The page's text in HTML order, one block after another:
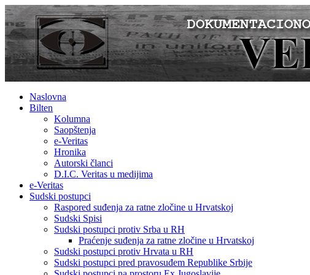
Naslovna
Bilten
Kolumna
Saopštenja
e-Veritas
Hronika
Autorski članci
D.I.C. Veritas u medijima
e-Veritas
Sudski postupci
Raspored suđenja za ratne zločine u Hrvatskoj
Sudski Spisi
Sudski postupci protiv Srba u RH
Praćenje suđenja za ratne zločine u Hrvatskoj
Sudski postupci protiv Hrvata u RH
Sudski postupci pred pravosuđem Republike Srbije